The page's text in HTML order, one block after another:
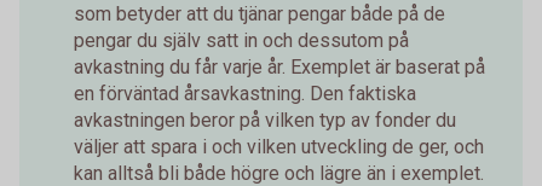
som betyder att du tjänar pengar både på de
pengar du själv satt in och dessutom på
avkastning du får varje år. Exemplet är baserat på
en förväntad årsavkastning. Den faktiska
avkastningen beror på vilken typ av fonder du
väljer att spara i och vilken utveckling de ger, och
kan alltså bli både högre och lägre än i exemplet.